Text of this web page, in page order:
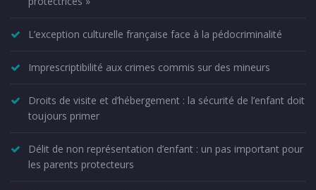
L’exception culturelle française face à la pédocriminalité
Imprescriptibilité aux crimes commis sur des mineurs
Droits de visite et d’hébergement : la sécurité de l’enfant doit
toujours primer
Délit de non représentation d’enfant : un pas important pour
les parents protecteurs